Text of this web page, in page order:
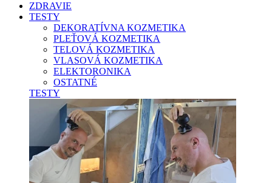
ZDRAVIE
TESTY
DEKORATÍVNA KOZMETIKA
PLEŤOVÁ KOZMETIKA
TELOVÁ KOZMETIKA
VLASOVÁ KOZMETIKA
ELEKTORONIKA
OSTATNÉ
TESTY